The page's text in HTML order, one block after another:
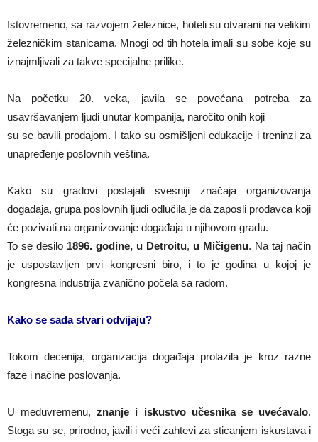
Istovremeno, sa razvojem železnice, hoteli su otvarani na velikim
železničkim stanicama. Mnogi od tih hotela imali su sobe koje su
iznajmljivali za takve specijalne prilike.
Na početku 20. veka, javila se povećana potreba za
usavršavanjem ljudi unutar kompanija, naročito onih koji
su se bavili prodajom. I tako su osmišljeni edukacije i treninzi za
unapređenje poslovnih veština.
Kako su gradovi postajali svesniji značaja organizovanja
događaja, grupa poslovnih ljudi odlučila je da zaposli prodavca koji
će pozivati na organizovanje događaja u njihovom gradu.
To se desilo 1896. godine, u Detroitu, u Mičigenu. Na taj način
je uspostavljen prvi kongresni biro, i to je godina u kojoj je
kongresna industrija zvanično počela sa radom.
Kako se sada stvari odvijaju?
Tokom decenija, organizacija događaja prolazila je kroz razne
faze i načine poslovanja.
U međuvremenu,znanje i iskustvo učesnika se uvećavalo.
Stoga su se, prirodno, javili i veći zahtevi za sticanjem iskustava i